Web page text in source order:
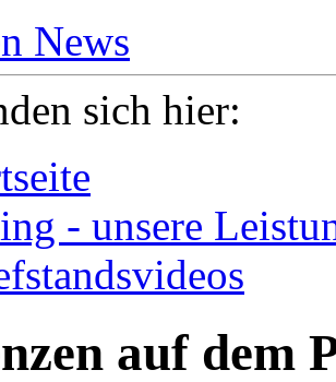
News
sich hier:
- unsere
auf dem